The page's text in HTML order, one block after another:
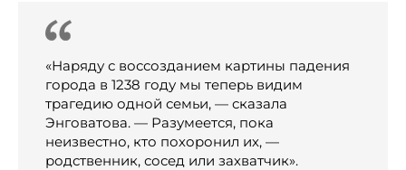
«Наряду с воссозданием картины падения
города в 1238 году мы теперь видим
трагедию одной семьи, — сказала
Энговатова. — Разумеется, пока
неизвестно, кто похоронил их, —
родственник, сосед или захватчик».